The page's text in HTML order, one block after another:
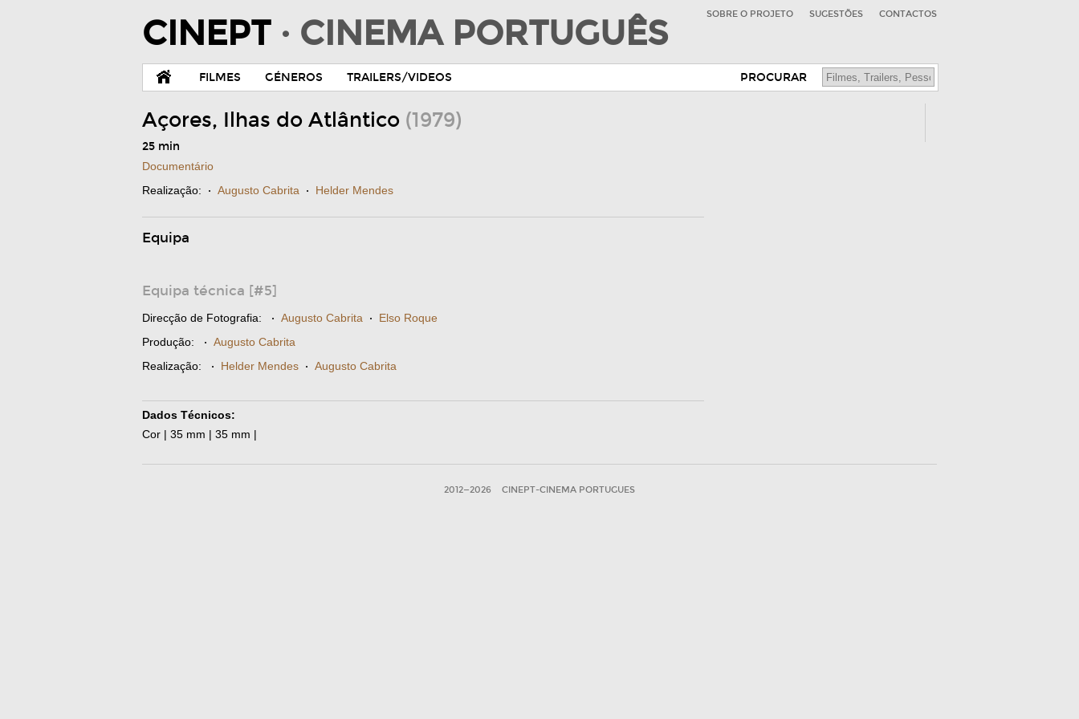
CINEPT · CINEMA PORTUGUÊS SOBRE O PROJETO SUGESTÕES CONTACTOS
FILMES GÉNEROS TRAILERS/VIDEOS PROCURAR
Açores, Ilhas do Atlântico (1979)
25 min
Documentário
Realização: · Augusto Cabrita · Helder Mendes
Equipa
Equipa técnica [#5]
Direcção de Fotografia: · Augusto Cabrita · Elso Roque
Produção: · Augusto Cabrita
Realização: · Helder Mendes · Augusto Cabrita
Dados Técnicos:
Cor | 35 mm | 35 mm |
2012—2026 CINEPT-CINEMA PORTUGUES